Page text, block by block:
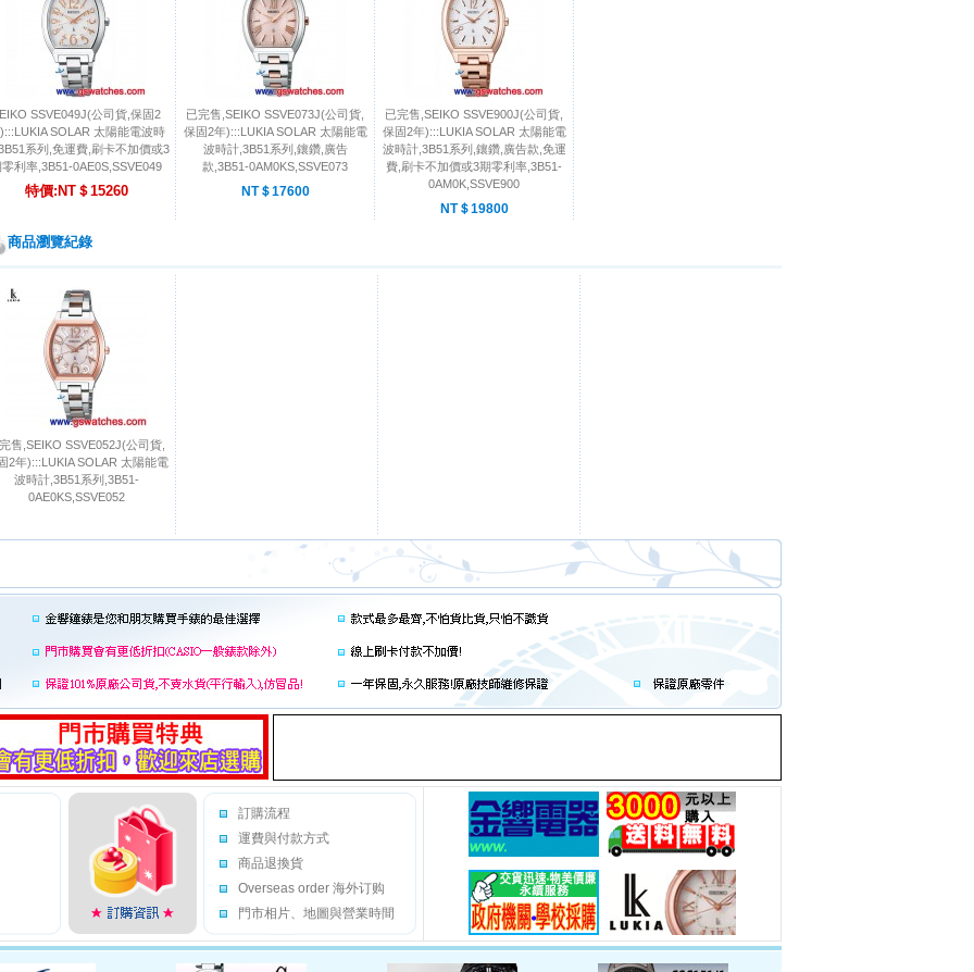
SSVE049J(公司貨,保固2
SOLAR 太陽能電波時
系列,免運費,刷卡不加價或3
零利率,3B51-0AE0S,SSVE049
特價:NT＄15260
已完售,SEIKO SSVE073J(公司貨,
保固2年):::LUKIA SOLAR 太陽能電
波時計,3B51系列,鑲鑽,廣告
款,3B51-0AM0KS,SSVE073
NT＄17600
已完售,SEIKO SSVE900J(公司貨,
保固2年):::LUKIA SOLAR 太陽能電
波時計,3B51系列,鑲鑽,廣告款,免運
費,刷卡不加價或3期零利率,3B51-
0AM0K,SSVE900
NT＄19800
商品瀏覽紀錄
售,SEIKO SSVE052J(公司貨,
2年):::LUKIA SOLAR 太陽能電
波時計,3B51系列,3B51-
0AE0KS,SSVE052
訂購流程
運費與付款方式
商品退換貨
Overseas order 海外订购
門市相片、地圖與營業時間